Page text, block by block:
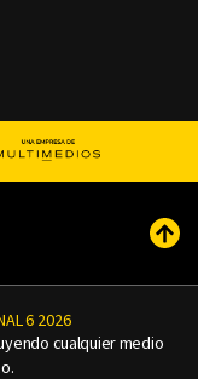
6 2026
cualquier medio